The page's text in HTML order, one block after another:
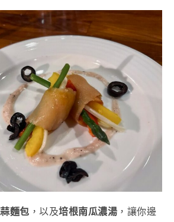
麵包 ，以及培根南瓜濃湯 ，讓你邊